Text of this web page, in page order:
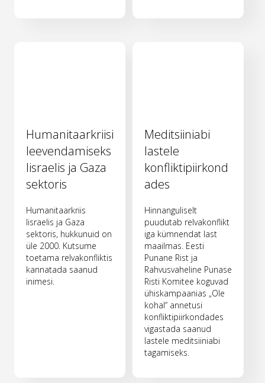
Humanitaarkriisi
leevendamiseks
Iisraelis ja Gaza
sektoris
Humanitaarkriis
Iisraelis ja Gaza
sektoris, hukkunuid on
üle 2000. Kutsume
toetama relvakonfliktis
kannatada saanud
inimesi.
Meditsiiniabi
lastele
konfliktipiirkond
ades
Hinnanguliselt
puudutab relvakonflikt
iga kümnendat last
maailmas. Eesti
Punane Rist ja
Rahvusvaheline Punase
Risti Komitee koguvad
ühiskampaanias „Ole
kohal“ annetusi
konfliktipiirkondades
vigastada saanud
lastele meditsiiniabi
tagamiseks.